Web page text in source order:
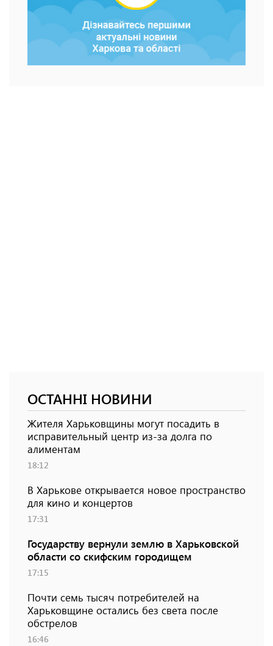
ОСТАННІ НОВИНИ
Жителя Харьковщины могут посадить в
исправительный центр из-за долга по
алиментам
18:12
В Харькове открывается новое пространство
для кино и концертов
17:31
Государству вернули землю в Харьковской
области со скифским городищем
17:15
Почти семь тысяч потребителей на
Харьковщине остались без света после
обстрелов
16:46